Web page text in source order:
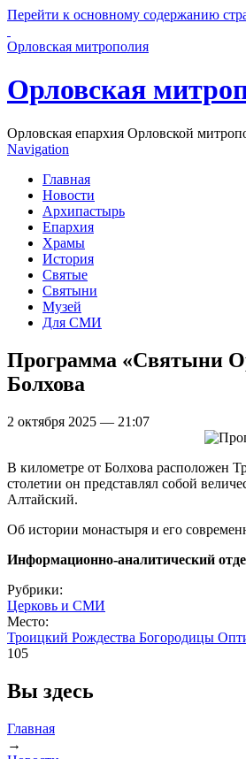
Перейти к основному содержанию
Орловская митрополия
Орловская
Орловская епархия Орловской
Navigation
Главная
Новости
Архипастырь
Епархия
Храмы
История
Святые
Святыни
Музей
Для СМИ
Программа «Святыни
Болхова
2 октября 2025 — 21:07
В километре от Болхова расположен
столетии он представлял собой
Алтайский.
Об истории монастыря и его
Информационно-аналитический
Рубрики:
Церковь и СМИ
Место:
Троицкий Рождества Богородицы
105
Вы здесь
Главная
→